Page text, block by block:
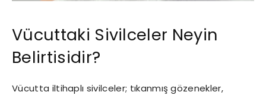
Vücuttaki Sivilceler Neyin
Belirtisidir?
Vücutta iltihaplı sivilceler; tıkanmış gözenekler,